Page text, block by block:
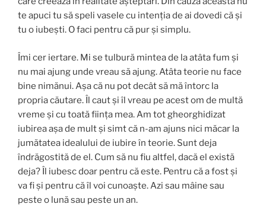
te apuci tu să speli vasele cu intenţia de ai dovedi că şi
tu o iubeşti. O faci pentru că pur şi simplu.
Îmi cer iertare. Mi se tulbură mintea de la atâta fum şi
nu mai ajung unde vreau să ajung. Atâta teorie nu face
bine nimănui. Aşa că nu pot decât să mă întorc la
propria căutare. Îl caut şi îl vreau pe acest om de multă
vreme şi cu toată fiinţa mea. Am tot gheorghidizat
iubirea aşa de mult şi simt că n-am ajuns nici măcar la
jumătatea idealului de iubire în teorie. Sunt deja
îndrăgostită de el. Cum să nu fiu altfel, dacă el există
deja? Îl iubesc doar pentru că este. Pentru că a fost şi
va fi şi pentru că îl voi cunoaşte. Azi sau mâine sau
peste o lună sau peste un an.